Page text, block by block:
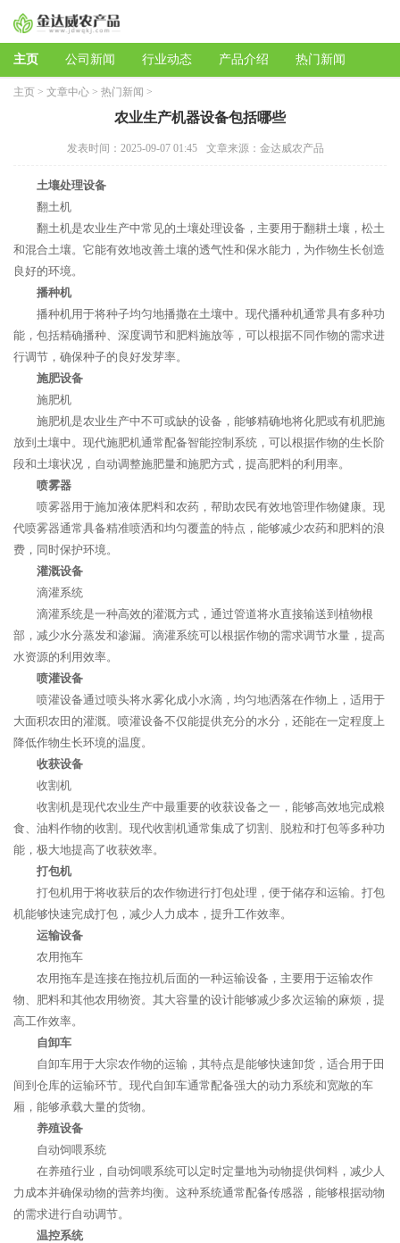
主页 公司新闻 行业动态 产品介绍 热门新闻
主页 > 文章中心 > 热门新闻 >
农业生产机器设备包括哪些
发表时间：2025-09-07 01:45 文章来源：金达威农产品
土壤处理设备
翻土机
翻土机是农业生产中常见的土壤处理设备，主要用于翻耕土壤，松土
和混合土壤。它能有效地改善土壤的透气性和保水能力，为作物生长创造
良好的环境。
播种机
播种机用于将种子均匀地播撒在土壤中。现代播种机通常具有多种功
能，包括精确播种、深度调节和肥料施放等，可以根据不同作物的需求进
行调节，确保种子的良好发芽率。
施肥设备
施肥机
施肥机是农业生产中不可或缺的设备，能够精确地将化肥或有机肥施
放到土壤中。现代施肥机通常配备智能控制系统，可以根据作物的生长阶
段和土壤状况，自动调整施肥量和施肥方式，提高肥料的利用率。
喷雾器
喷雾器用于施加液体肥料和农药，帮助农民有效地管理作物健康。现
代喷雾器通常具备精准喷洒和均匀覆盖的特点，能够减少农药和肥料的浪
费，同时保护环境。
灌溉设备
滴灌系统
滴灌系统是一种高效的灌溉方式，通过管道将水直接输送到植物根
部，减少水分蒸发和渗漏。滴灌系统可以根据作物的需求调节水量，提高
水资源的利用效率。
喷灌设备
喷灌设备通过喷头将水雾化成小水滴，均匀地洒落在作物上，适用于
大面积农田的灌溉。喷灌设备不仅能提供充分的水分，还能在一定程度上
降低作物生长环境的温度。
收获设备
收割机
收割机是现代农业生产中最重要的收获设备之一，能够高效地完成粮
食、油料作物的收割。现代收割机通常集成了切割、脱粒和打包等多种功
能，极大地提高了收获效率。
打包机
打包机用于将收获后的农作物进行打包处理，便于储存和运输。打包
机能够快速完成打包，减少人力成本，提升工作效率。
运输设备
农用拖车
农用拖车是连接在拖拉机后面的一种运输设备，主要用于运输农作
物、肥料和其他农用物资。其大容量的设计能够减少多次运输的麻烦，提
高工作效率。
自卸车
自卸车用于大宗农作物的运输，其特点是能够快速卸货，适合用于田
间到仓库的运输环节。现代自卸车通常配备强大的动力系统和宽敞的车
厢，能够承载大量的货物。
养殖设备
自动饲喂系统
在养殖行业，自动饲喂系统可以定时定量地为动物提供饲料，减少人
力成本并确保动物的营养均衡。这种系统通常配备传感器，能够根据动物
的需求进行自动调节。
温控系统